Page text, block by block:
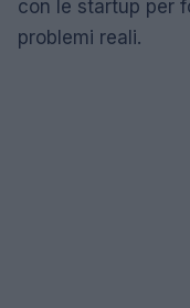
con le startup per
problemi reali.